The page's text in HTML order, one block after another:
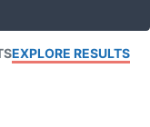
EXPLORE RESULTS